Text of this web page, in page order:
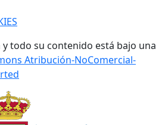
y todo su contenido está bajo una
Atribución-NoComercial-